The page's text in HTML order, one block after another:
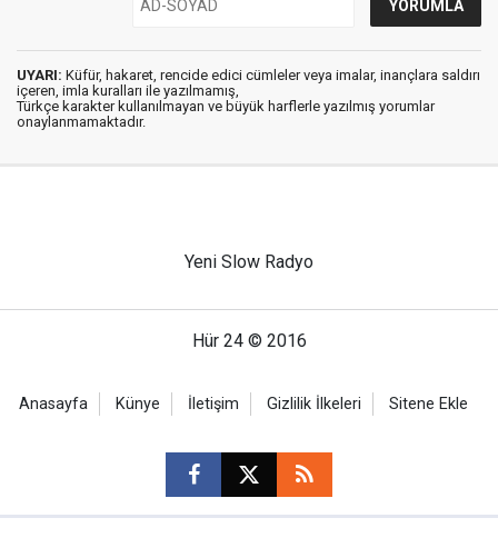
UYARI: Küfür, hakaret, rencide edici cümleler veya imalar, inançlara saldırı
içeren, imla kuralları ile yazılmamış,
Türkçe karakter kullanılmayan ve büyük harflerle yazılmış yorumlar
onaylanmamaktadır.
Yeni Slow Radyo
Hür 24 © 2016
Anasayfa Künye İletişim Gizlilik İlkeleri Sitene Ekle